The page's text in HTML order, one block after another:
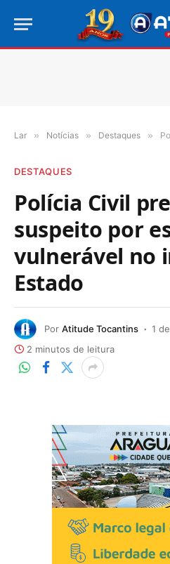
Lar » Notícias » Destaques »
DESTAQUES
Polícia Civil
suspeito por
vulnerável no
Estado
Por Atitude Tocantins
1
2 minutos de leitura